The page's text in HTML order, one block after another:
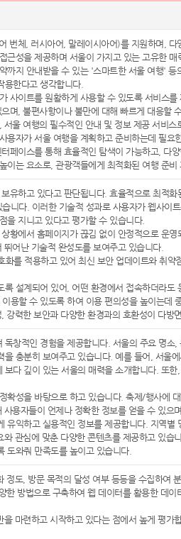
번체, 러시아어, 말레이시아어)를 지원하며,
성을 제공하며 서울이 가지고 있는 고유한
까지 안내받을 수 있는 '스마트한 서울 여행'
한다고 생각합니다.
사이트를 원활하게 사용할 수 있도록 서비스
며, 불편사항이나 불만에 대해 빠르게 대응할
울 여행의 필수적인 안내 및 정보 제공 서비스
자가 서울 여행을 계획하고 준비하는데 필
페이스를 통해 효율적인 탐색이 가능하고, 다
는 요소로, 관광객들에게 최적화된 여행 준
유하고 있다고 판단됩니다. 효율적으로 최적
니다. 이러한 기술적 성과로 사용자가 웹사이
을 지니고 있다고 평가할 수 있습니다.
황에서 홈페이지가 끊김 없이 안정적으로 운
어난 기술적 완성도를 보여주고 있습니다.
를 적용하고 있어 최신 보안 업데이트와 취
설계되어 있어, 어떤 환경에서 접속하더라
용할 수 있도록 하여 이용 편의성을 높이는데
력한 보안과 다양한 환경과의 호환성이 다방
창적인 경험을 제공합니다. 서울의 주요 명
충분히 보여주고 있습니다. 예를 들어, 서울
다 깊이 있는 서울의 매력을 소개합니다. 또
성을 바탕으로 하고 있습니다. 축제/행사에
용자들이 언제나 정확한 정보를 얻을 수 있
유익하고 실용적인 정보를 제공합니다. 지역
관심에 맞춘 다양한 콘텐츠를 제공하고 있
도와줘 만족도를 높이고 있습니다.
도, 방문 목적의 달성 여부 등등을 수집하여
방법으로 구축하여 웹 데이터를 활용한 데
마련하고 시작하고 있다는 점에서 높게 평